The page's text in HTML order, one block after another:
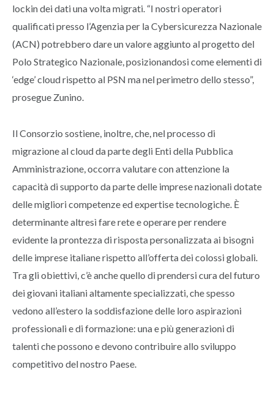
lockin dei dati una volta migrati. “I nostri operatori
qualificati presso l’Agenzia per la Cybersicurezza Nazionale
(ACN) potrebbero dare un valore aggiunto al progetto del
Polo Strategico Nazionale, posizionandosi come elementi di
‘edge’ cloud rispetto al PSN ma nel perimetro dello stesso”,
prosegue Zunino.
Il Consorzio sostiene, inoltre, che, nel processo di
migrazione al cloud da parte degli Enti della Pubblica
Amministrazione, occorra valutare con attenzione la
capacità di supporto da parte delle imprese nazionali dotate
delle migliori competenze ed expertise tecnologiche. È
determinante altresì fare rete e operare per rendere
evidente la prontezza di risposta personalizzata ai bisogni
delle imprese italiane rispetto all’offerta dei colossi globali.
Tra gli obiettivi, c’è anche quello di prendersi cura del futuro
dei giovani italiani altamente specializzati, che spesso
vedono all’estero la soddisfazione delle loro aspirazioni
professionali e di formazione: una e più generazioni di
talenti che possono e devono contribuire allo sviluppo
competitivo del nostro Paese.